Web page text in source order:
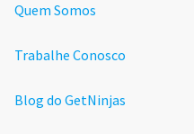
Quem Somos
Trabalhe Conosco
Blog do GetNinjas